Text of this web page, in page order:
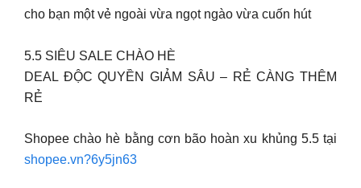
cho bạn một vẻ ngoài vừa ngọt ngào vừa cuốn hút
5.5 SIÊU SALE CHÀO HÈ
DEAL ĐỘC QUYỀN GIẢM SÂU – RẺ CÀNG THÊM
RẺ
Shopee chào hè bằng cơn bão hoàn xu khủng 5.5 tại
shopee.vn?6y5jn63